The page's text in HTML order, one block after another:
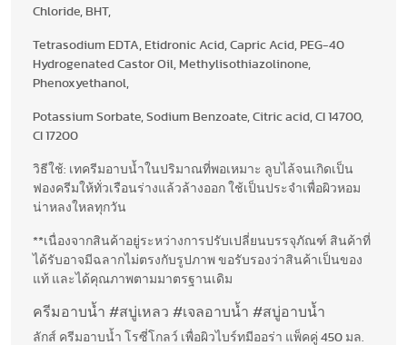
Chloride, BHT,
Tetrasodium EDTA, Etidronic Acid, Capric Acid, PEG-40
Hydrogenated Castor Oil, Methylisothiazolinone,
Phenoxyethanol,
Potassium Sorbate, Sodium Benzoate, Citric acid, CI 14700,
CI 17200
วิธีใช้: เทครีมอาบน้ำในปริมาณที่พอเหมาะ ลูบไล้จนเกิดเป็น
ฟองครีมให้ทั่วเรือนร่างแล้วล้างออก ใช้เป็นประจำเพื่อผิวหอม
น่าหลงใหลทุกวัน
**เนื่องจากสินค้าอยู่ระหว่างการปรับเปลี่ยนบรรจุภัณฑ์ สินค้าที่
ได้รับอาจมีฉลากไม่ตรงกับรูปภาพ ขอรับรองว่าสินค้าเป็นของ
แท้ และได้คุณภาพตามมาตรฐานเดิม
ครีมอาบน้ำ #สบู่เหลว #เจลอาบน้ำ #สบู่อาบน้ำ
ลักส์ ครีมอาบน้ำ โรซี่โกลว์ เพื่อผิวไบร์ทมีออร่า แพ็คคู่ 450 มล.